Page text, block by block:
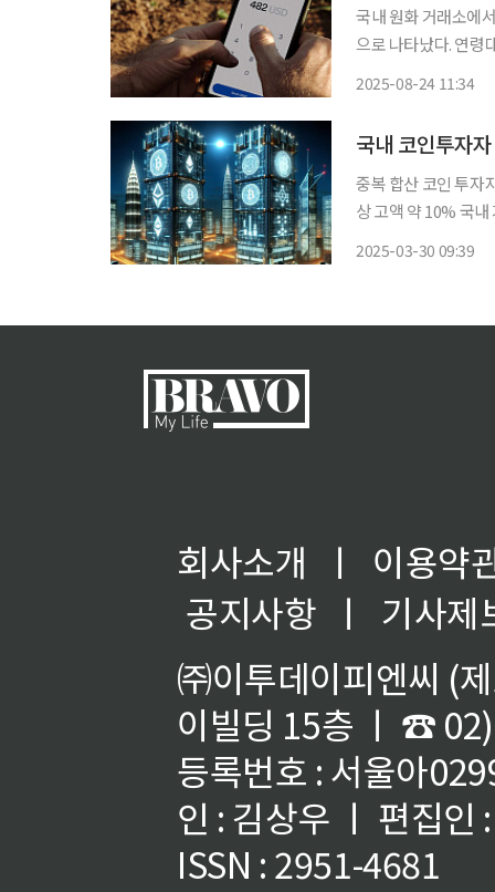
국내 원화 거래소에
으로 나타났다. 연령대별로는 50대가
2025-08-24 11:34
중복 합산 코인 투
상 고액 약 10% 국내 가상자산 시장의 절반 이상이 20대에서 40대 남성인 것으로 나타났다.
2025-03-30 09:39
회사소개 ㅣ
이용약
공지사항
ㅣ
기사제
㈜이투데이피엔씨 (
이빌딩 15층 ㅣ ☎
등록번호 : 서울아
인 : 김상우 ㅣ 편집인
ISSN : 2951-4681